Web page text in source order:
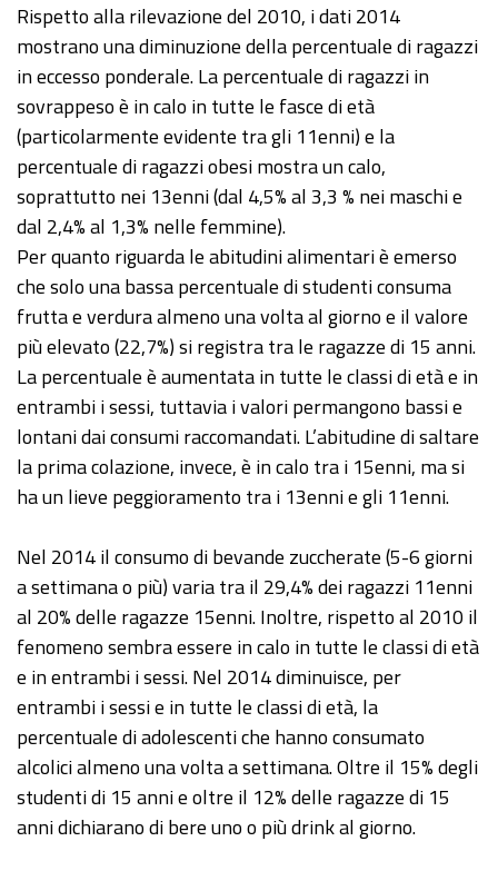
Rispetto alla rilevazione del 2010, i dati 2014
mostrano una diminuzione della percentuale di ragazzi
in eccesso ponderale. La percentuale di ragazzi in
sovrappeso è in calo in tutte le fasce di età
(particolarmente evidente tra gli 11enni) e la
percentuale di ragazzi obesi mostra un calo,
soprattutto nei 13enni (dal 4,5% al 3,3 % nei maschi e
dal 2,4% al 1,3% nelle femmine).
Per quanto riguarda le abitudini alimentari è emerso
che solo una bassa percentuale di studenti consuma
frutta e verdura almeno una volta al giorno e il valore
più elevato (22,7%) si registra tra le ragazze di 15 anni.
La percentuale è aumentata in tutte le classi di età e in
entrambi i sessi, tuttavia i valori permangono bassi e
lontani dai consumi raccomandati. L’abitudine di saltare
la prima colazione, invece, è in calo tra i 15enni, ma si
ha un lieve peggioramento tra i 13enni e gli 11enni.
Nel 2014 il consumo di bevande zuccherate (5-6 giorni
a settimana o più) varia tra il 29,4% dei ragazzi 11enni
al 20% delle ragazze 15enni. Inoltre, rispetto al 2010 il
fenomeno sembra essere in calo in tutte le classi di età
e in entrambi i sessi. Nel 2014 diminuisce, per
entrambi i sessi e in tutte le classi di età, la
percentuale di adolescenti che hanno consumato
alcolici almeno una volta a settimana. Oltre il 15% degli
studenti di 15 anni e oltre il 12% delle ragazze di 15
anni dichiarano di bere uno o più drink al giorno.